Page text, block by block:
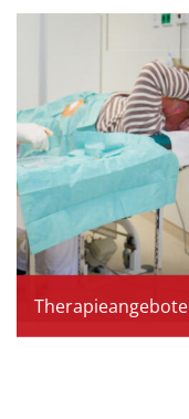
Therapieangebote